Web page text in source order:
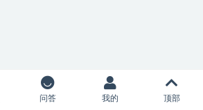
问答 我的 顶部